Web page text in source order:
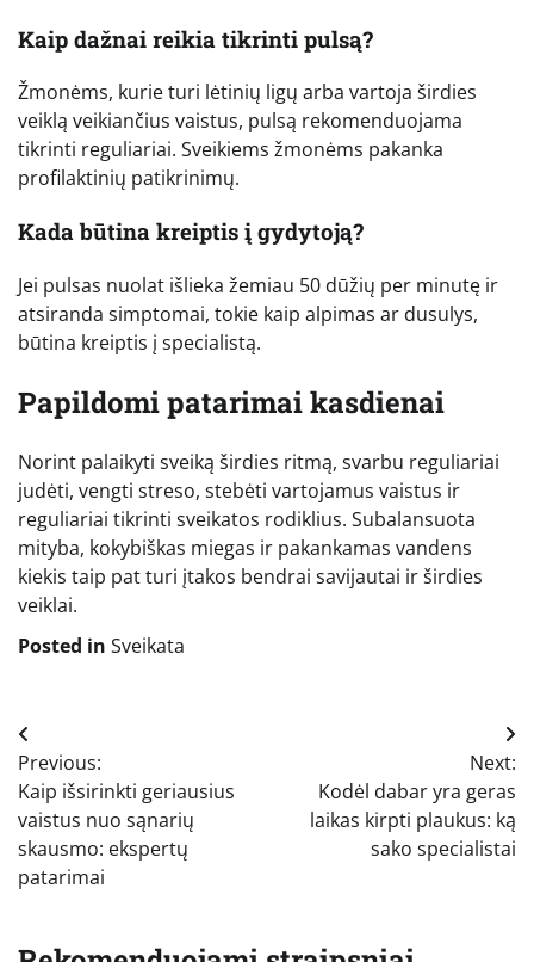
Kaip dažnai reikia tikrinti pulsą?
Žmonėms, kurie turi lėtinių ligų arba vartoja širdies
veiklą veikiančius vaistus, pulsą rekomenduojama
tikrinti reguliariai. Sveikiems žmonėms pakanka
profilaktinių patikrinimų.
Kada būtina kreiptis į gydytoją?
Jei pulsas nuolat išlieka žemiau 50 dūžių per minutę ir
atsiranda simptomai, tokie kaip alpimas ar dusulys,
būtina kreiptis į specialistą.
Papildomi patarimai kasdienai
Norint palaikyti sveiką širdies ritmą, svarbu reguliariai
judėti, vengti streso, stebėti vartojamus vaistus ir
reguliariai tikrinti sveikatos rodiklius. Subalansuota
mityba, kokybiškas miegas ir pakankamas vandens
kiekis taip pat turi įtakos bendrai savijautai ir širdies
veiklai.
Posted in Sveikata
Navigacija
tarp
įrašų
Previous:
Kaip išsirinkti geriausius
vaistus nuo sąnarių
skausmo: ekspertų
patarimai
Next:
Kodėl dabar yra geras
laikas kirpti plaukus: ką
sako specialistai